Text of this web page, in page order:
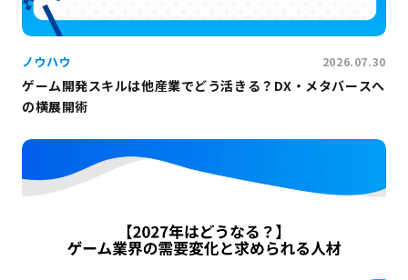
ノウハウ 2026.07.30
ゲーム開発スキルは他産業でどう活きる？DX・メタバースへ
の横展開術